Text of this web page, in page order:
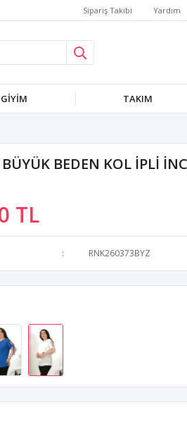
Sipariş Takibi Yardım
TAKIM
BEDEN KOL İPLİ
TL
RNK260373BYZ